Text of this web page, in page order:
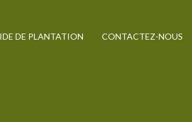
DE PLANTATION CONTACTEZ-NOUS